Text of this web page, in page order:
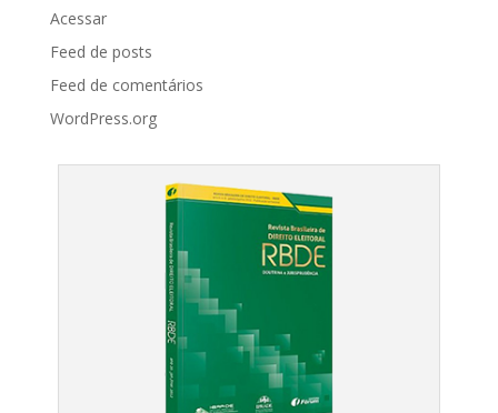
Acessar
Feed de posts
Feed de comentários
WordPress.org